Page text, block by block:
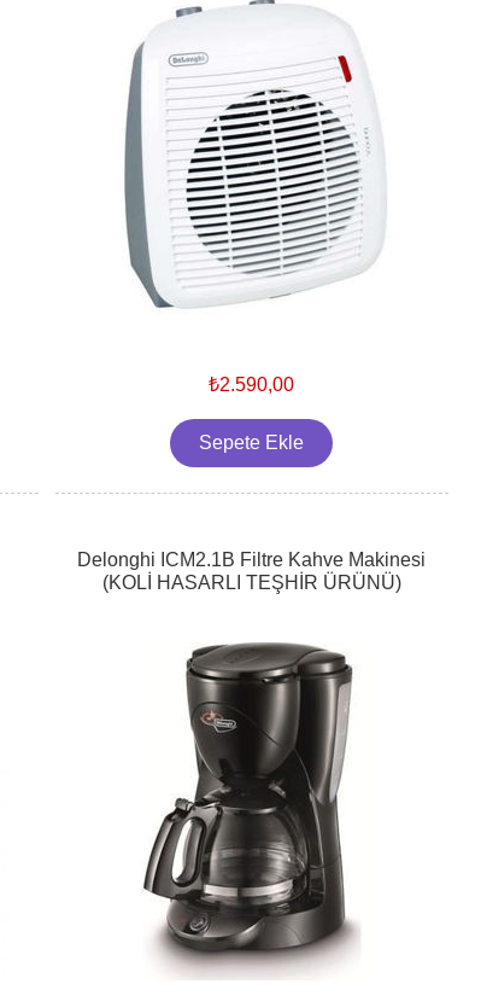
₺2.590,00
Delonghi ICM2.1B Filtre Kahve Makinesi
(KOLİ HASARLI TEŞHİR ÜRÜNÜ)